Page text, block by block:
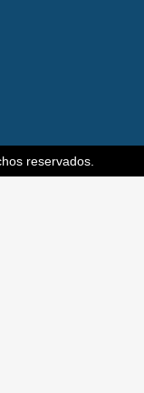
reservados.